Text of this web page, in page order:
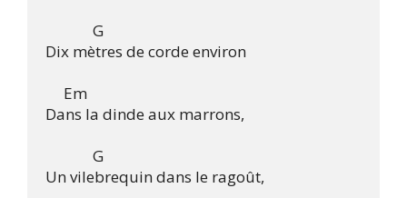
Dix mètres de corde environ
     Em
Dans la dinde aux marrons,
Un vilebrequin dans le ragoût,